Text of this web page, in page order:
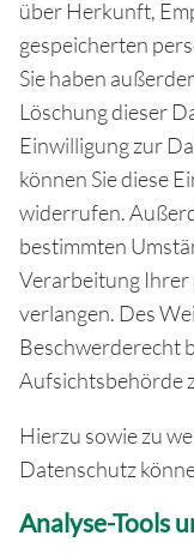
über Herkunft,
gespeicherten
Sie haben
Löschung dieser
Einwilligung zur
können Sie diese
widerrufen.
bestimmten
Verarbeitung Ihrer
verlangen. Des
Beschwerderecht
Aufsichtsbehörde
Hierzu sowie zu
Datenschutz
Analyse-Tools